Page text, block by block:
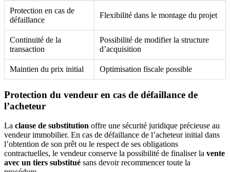
Protection en cas de
défaillance
Flexibilité dans le montage du projet
Continuité de la
transaction
Possibilité de modifier la structure
d’acquisition
Maintien du prix initial Optimisation fiscale possible
Protection du vendeur en cas de défaillance de
l’acheteur
La clause de substitution offre une sécurité juridique précieuse au
vendeur immobilier. En cas de défaillance de l’acheteur initial dans
l’obtention de son prêt ou le respect de ses obligations
contractuelles, le vendeur conserve la possibilité de finaliser la vente
avec un tiers substitué sans devoir recommencer toute la